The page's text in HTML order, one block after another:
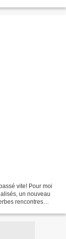
vite! Pour moi
un nouveau
rencontres